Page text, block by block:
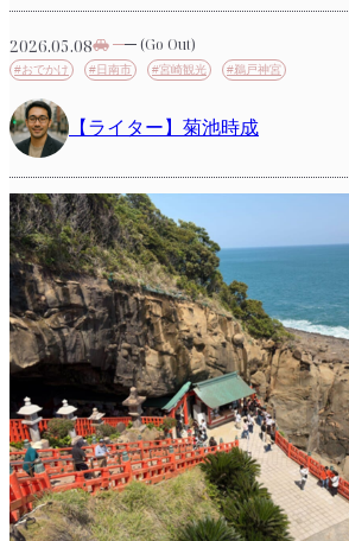
2026.05.08 (Go Out)
#おでかけ #日南市 #宮崎観光 #鵜戸神宮
【ライター】菊池時成